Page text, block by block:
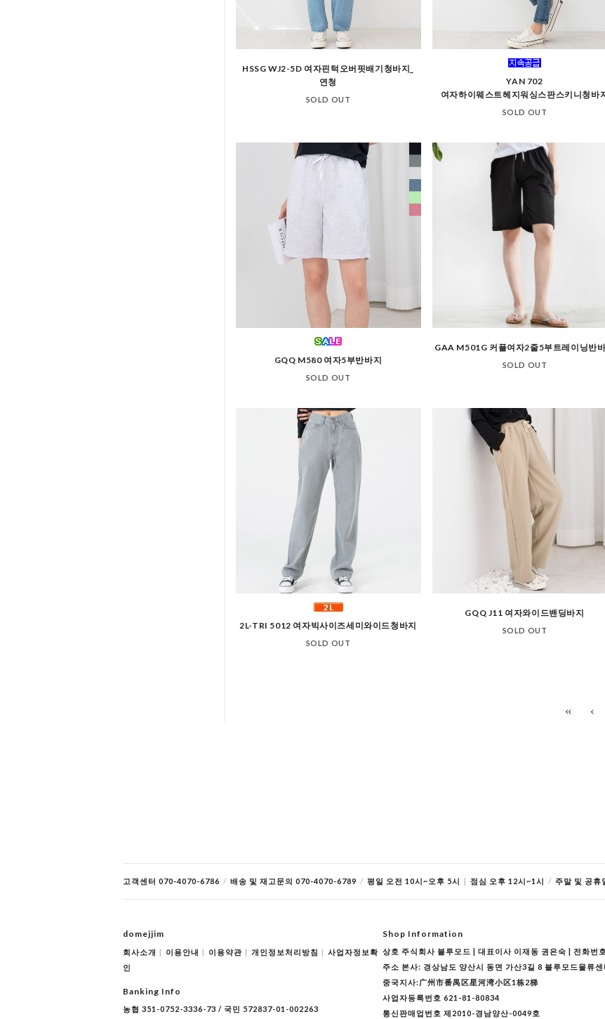
HSSG WJ2-5D 여자핀턱오버핏배기청바지_
연청
SOLD OUT
YAN 702
여자하이웨스트헤지워싱스판스키니청바
SOLD OUT
GQQ M580 여자5부반바지
SOLD OUT
GAA M501G 커플여자2줄5부트레이닝반
SOLD OUT
2L-TRI 5012 여자빅사이즈세미와이드청바지
SOLD OUT
GQQ J11 여자와이드밴딩바지
SOLD OUT
고객센터 070-4070-6786 / 배송 및 재고문의 070-4070-6789 / 평일 오전 10시~오후 5시 | 점심 오후 12시~1시 / 주말 및 공휴
domejjim
회사소개 이용안내 이용약관 개인정보처리방침
사업자정보확
인
Banking Info
농협 351-0752-3336-73 / 국민 572837-01-002263
Shop Information
상호 주식회사 블루모드 | 대표이사 이재동 권은숙 | 전화번
주소 본사: 경상남도 양산시 동면 가산3길 8 블루모드물류센
중국지사:广州市番禺区星河湾小区1栋2梯
사업자등록번호 621-81-80834
통신판매업번호 제2010-경남양산-0049호